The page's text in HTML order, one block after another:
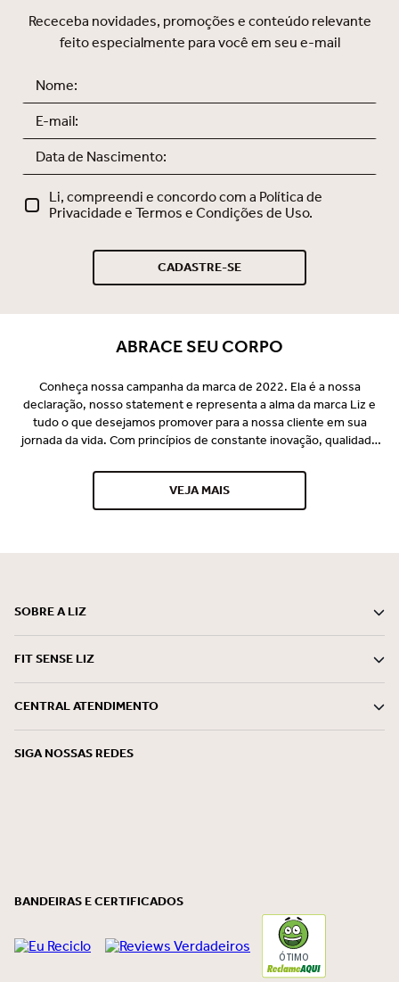
Receceba novidades, promoções e conteúdo relevante
feito especialmente para você em seu e-mail
Li, compreendi e concordo com a Política de
Privacidade e Termos e Condições de Uso.
CADASTRE-SE
ABRACE SEU CORPO
Conheça nossa campanha da marca de 2022. Ela é a nossa
declaração, nosso statement e representa a alma da marca Liz e
tudo o que desejamos promover para a nossa cliente em sua
jornada da vida. Com princípios de constante inovação, qualidade
nossa consumidora, a Liz se consagrou no mercado e é
reconhecida por seus lançamentos pioneiros e tecnológicos
desde 1997. Somos uma marca especialista em conforto, bem-
VEJA MAIS
SOBRE A LIZ
FIT SENSE LIZ
CENTRAL ATENDIMENTO
SIGA NOSSAS REDES
BANDEIRAS E CERTIFICADOS
ÓTIMO